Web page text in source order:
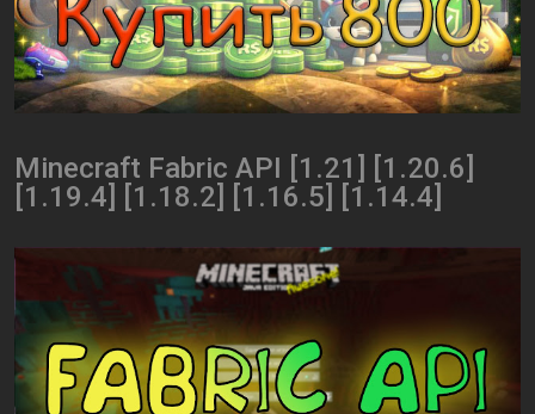
Minecraft Fabric API [1.21] [1.20.6]
[1.19.4] [1.18.2] [1.16.5] [1.14.4]